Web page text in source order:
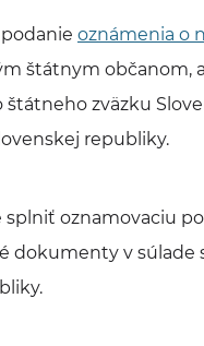
oznámenia o
štátnym
zväzku
republiky.
oznamovaciu
dokumenty v súlade